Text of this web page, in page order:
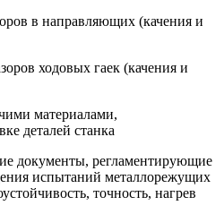
в направляющих (качения и
ходовых гаек (качения и
материалами,
деталей станка
документы, регламентирующие
испытаний металлорежущих
точность, нагрев